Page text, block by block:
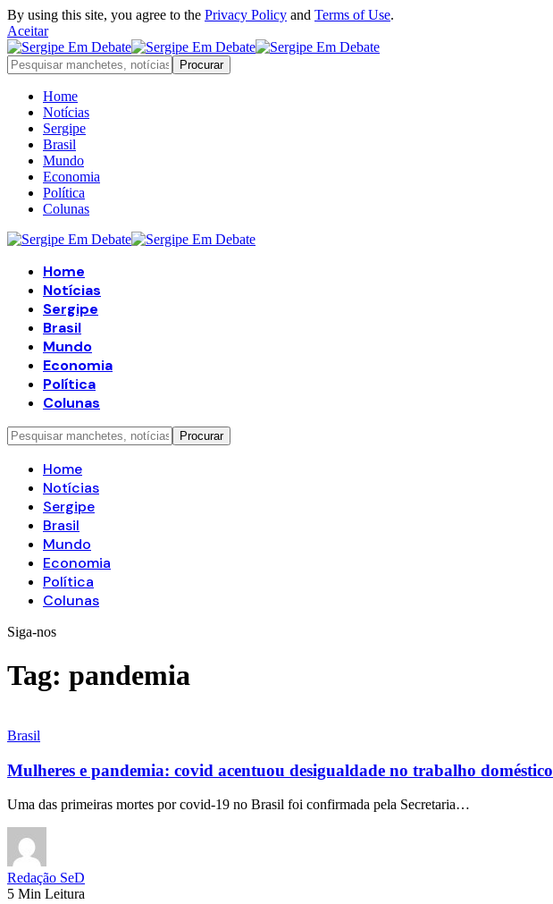
By using this site, you agree to the Privacy Policy and Terms of Use.
Aceitar
Home
Notícias
Sergipe
Brasil
Mundo
Economia
Política
Colunas
Home
Notícias
Sergipe
Brasil
Mundo
Economia
Política
Colunas
Home
Notícias
Sergipe
Brasil
Mundo
Economia
Política
Colunas
Siga-nos
Tag: pandemia
Brasil
Mulheres e pandemia: covid acentuou desigualdade no trabalho doméstico
Uma das primeiras mortes por covid-19 no Brasil foi confirmada pela Secretaria…
Redação SeD
5 Min Leitura